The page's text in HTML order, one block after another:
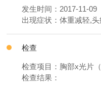
发生时间：2017-11-09
出现症状：体重减轻,
检查
检查项目：胸部x光片
检查结果：